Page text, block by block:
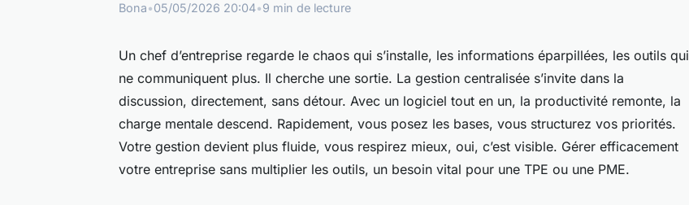
Bona•05/05/2026 20:04•9 min de lecture
Un chef d’entreprise regarde le chaos qui s’installe, les informations éparpillées, les outils qui
ne communiquent plus. Il cherche une sortie. La gestion centralisée s’invite dans la
discussion, directement, sans détour. Avec un logiciel tout en un, la productivité remonte, la
charge mentale descend. Rapidement, vous posez les bases, vous structurez vos priorités.
Votre gestion devient plus fluide, vous respirez mieux, oui, c’est visible. Gérer efficacement
votre entreprise sans multiplier les outils, un besoin vital pour une TPE ou une PME.